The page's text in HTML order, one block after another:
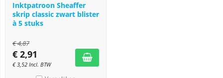
Inktpatroon Sheaffer
skrip classic zwart blister
à 5 stuks
€4,87
€ 2,91
€3,52 Incl. BTW